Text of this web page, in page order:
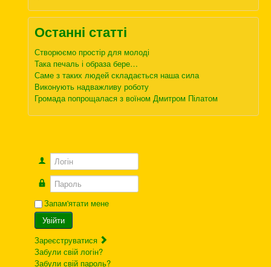
Останні статті
Створюємо простір для молоді
Така печаль і образа бере…
Саме з таких людей складається наша сила
Виконують надважливу роботу
Громада попрощалася з воїном Дмитром Пілатом
Логін
Пароль
Запам'ятати мене
Увійти
Зареєструватися
Забули свій логін?
Забули свій пароль?